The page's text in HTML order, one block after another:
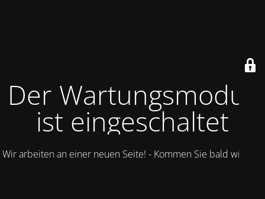
Der Wartungsmodus
ist eingeschaltet
Wir arbeiten an einer neuen Seite! - Kommen Sie bald wieder.